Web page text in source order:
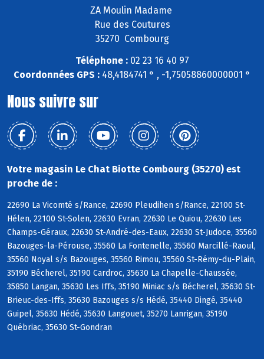
ZA Moulin Madame
Rue des Coutures
35270 Combourg
Téléphone :02 23 16 40 97
Coordonnées GPS : 48,4184741 ° , -1,75058860000001 °
Nous suivre sur
Votre magasin Le Chat Biotte Combourg (35270) est
proche de :
22690 La Vicomté s/Rance, 22690 Pleudihen s/Rance, 22100 St-
Hélen, 22100 St-Solen, 22630 Evran, 22630 Le Quiou, 22630 Les
Champs-Géraux, 22630 St-André-des-Eaux, 22630 St-Judoce, 35560
Bazouges-la-Pérouse, 35560 La Fontenelle, 35560 Marcillé-Raoul,
35560 Noyal s/s Bazouges, 35560 Rimou, 35560 St-Rémy-du-Plain,
35190 Bécherel, 35190 Cardroc, 35630 La Chapelle-Chaussée,
35850 Langan, 35630 Les Iffs, 35190 Miniac s/s Bécherel, 35630 St-
Brieuc-des-Iffs, 35630 Bazouges s/s Hédé, 35440 Dingé, 35440
Guipel, 35630 Hédé, 35630 Langouet, 35270 Lanrigan, 35190
Québriac, 35630 St-Gondran